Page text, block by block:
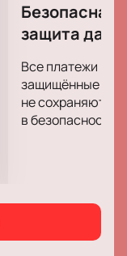
Безопасная
защита
Все платежи
защищённые
не сохраняются
в безопасности.